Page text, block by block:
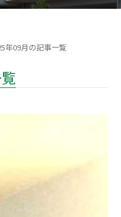
年09月の記事一覧